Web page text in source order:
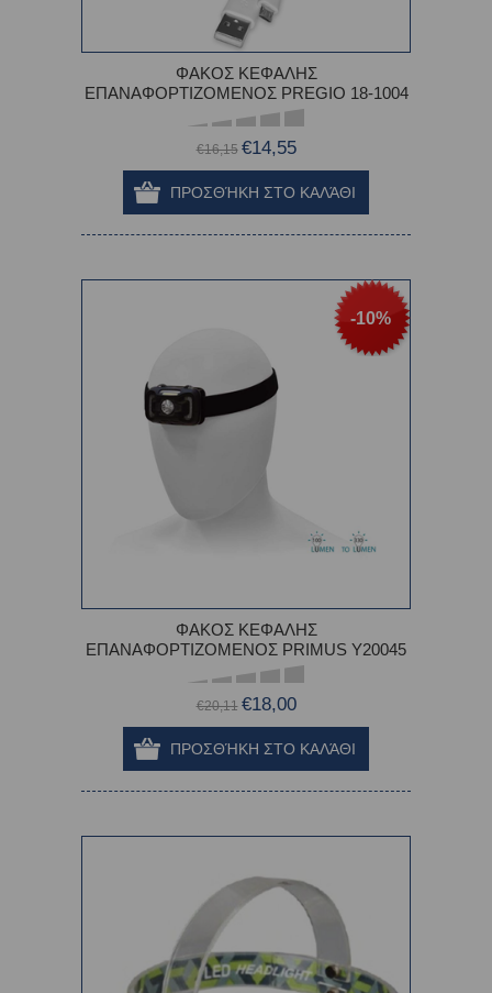
ΦΑΚΟΣ ΚΕΦΑΛΗΣ
ΕΠΑΝΑΦΟΡΤΙΖΟΜΕΝΟΣ PREGIO 18-1004
€16,15 €14,55
-10%
ΦΑΚΟΣ ΚΕΦΑΛΗΣ
ΕΠΑΝΑΦΟΡΤΙΖΟΜΕΝΟΣ PRIMUS Y20045
€20,11 €18,00